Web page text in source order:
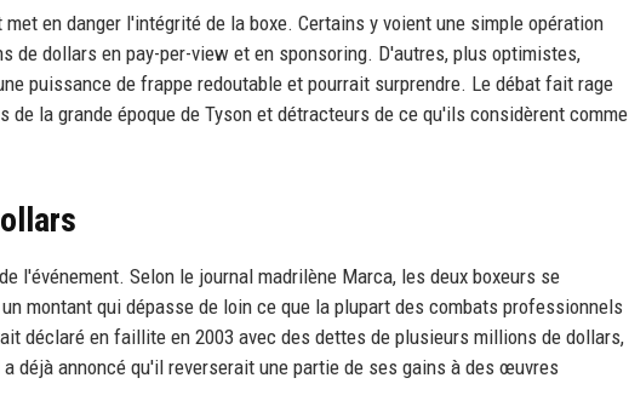
en danger l'intégrité de la boxe. Certains y voient une simple opération
de dollars en pay-per-view et en sponsoring. D'autres, plus optimistes,
puissance de frappe redoutable et pourrait surprendre. Le débat fait rage
la grande époque de Tyson et détracteurs de ce qu'ils considèrent comme
l'événement. Selon le journal madrilène Marca, les deux boxeurs se
montant qui dépasse de loin ce que la plupart des combats professionnels
déclaré en faillite en 2003 avec des dettes de plusieurs millions de dollars,
déjà annoncé qu'il reverserait une partie de ses gains à des œuvres